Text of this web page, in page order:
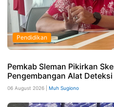
Pendidikan
Pemkab Sleman Pikirkan
Pengembangan Alat
06 August 2026 | Muh Sugiono